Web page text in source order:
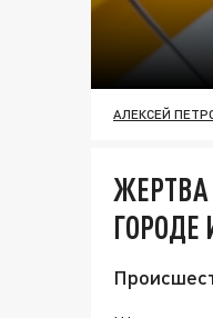
АЛЕКСЕЙ